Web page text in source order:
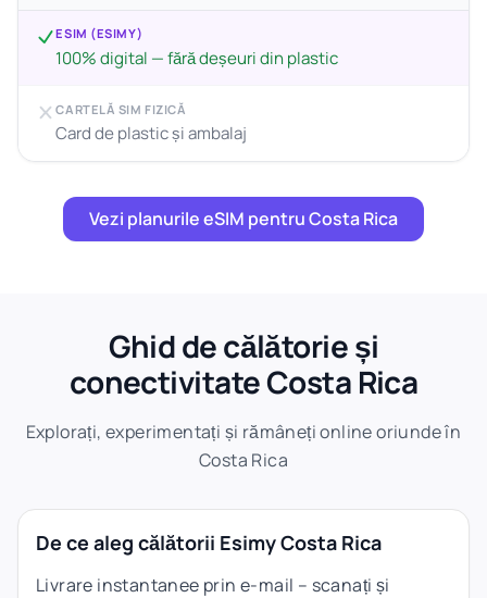
ESIM (ESIMY)
100% digital — fără deșeuri din plastic
CARTELĂ SIM FIZICĂ
Card de plastic și ambalaj
Vezi planurile eSIM pentru Costa Rica
Ghid de călătorie și
conectivitate Costa Rica
Explorați, experimentați și rămâneți online oriunde în
Costa Rica
De ce aleg călătorii Esimy Costa Rica
Livrare instantanee prin e-mail – scanați și